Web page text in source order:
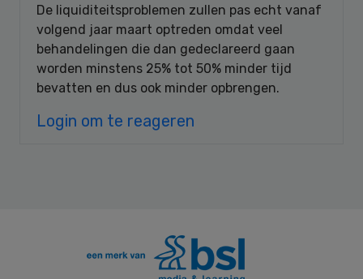
De liquiditeitsproblemen zullen pas echt vanaf
volgend jaar maart optreden omdat veel
behandelingen die dan gedeclareerd gaan
worden minstens 25% tot 50% minder tijd
bevatten en dus ook minder opbrengen.
Login om te reageren